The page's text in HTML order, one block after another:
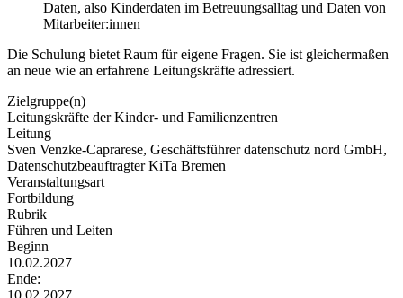
Daten, also Kinderdaten im Betreuungsalltag und Daten von
Mitarbeiter:innen
Die Schulung bietet Raum für eigene Fragen. Sie ist gleichermaßen
an neue wie an erfahrene Leitungskräfte adressiert.
Zielgruppe(n)
Leitungskräfte der Kinder- und Familienzentren
Leitung
Sven Venzke-Caprarese, Geschäftsführer datenschutz nord GmbH,
Datenschutzbeauftragter KiTa Bremen
Veranstaltungsart
Fortbildung
Rubrik
Führen und Leiten
Beginn
10.02.2027
Ende:
10.02.2027